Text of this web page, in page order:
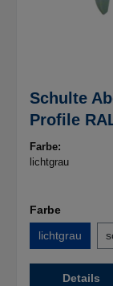
Schulte
Profile
Farbe:
lichtgrau
Farbe
lichtgrau
Details